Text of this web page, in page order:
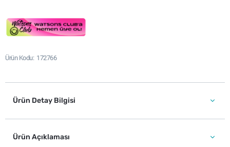
Ürün Kodu 172766
Ürün Detay Bilgisi
Ürün Açıklaması